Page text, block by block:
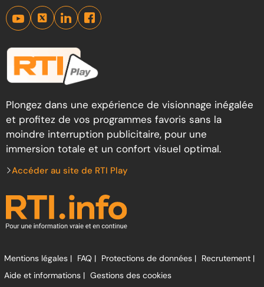
Plongez dans une expérience de visionnage inégalée
et profitez de vos programmes favoris sans la
moindre interruption publicitaire, pour une
immersion totale et un confort visuel optimal.
Accéder au site de RTI Play
Mentions légales | FAQ | Protections de données | Recrutement |
Aide et informations | Gestions des cookies